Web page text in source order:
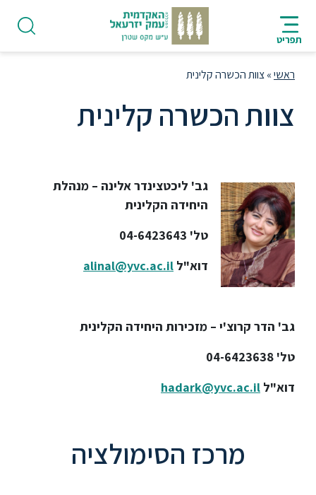
לתוכן
מרכזי
העמוד
תפריט
HE
אודות
תואר
ראשון
ללימודי
אנגלית
ועברית
תואר
ראשי»צוות הכשרה קלינית
צוות הכשרה קלינית
גב' ליכטצינדר אלינה – מנהלת
היחידה הקלינית
טל' 04-6423643
דוא"ל alinal@yvc.ac.il
גב' הדר קרוצ'י – מזכירות היחידה הקלינית
טל' 04-6423638
דוא"ל hadark@yvc.ac.il
מרכז הסימולציה